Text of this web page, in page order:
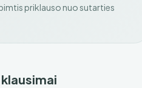
priklauso nuo sutarties